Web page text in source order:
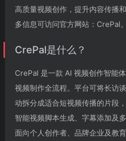
高质量视频创作，提升内容传播
多信息可访问官方网站：CrePal。
CrePal是什么？
CrePal 是一款 AI 视频创作智能
视频制作全流程。平台可将长访
动拆分成适合短视频传播的片段
智能视频脚本生成、字幕添加及
面向个人创作者、品牌企业及教